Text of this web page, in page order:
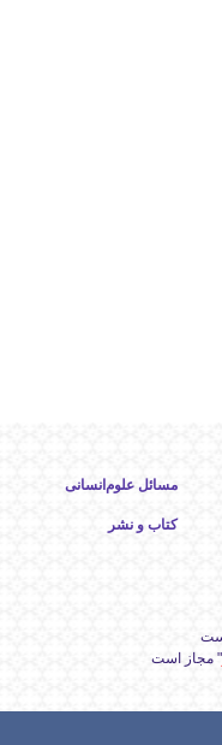
مسائل علوم‌انسانی
کتاب و نشر
" مجاز است